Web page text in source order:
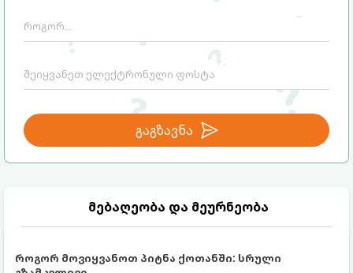
გაგზავნა
მებაღეობა და მეურნეობა
როგორ მოვიყვანოთ პიტნა ქოთანში: სრული